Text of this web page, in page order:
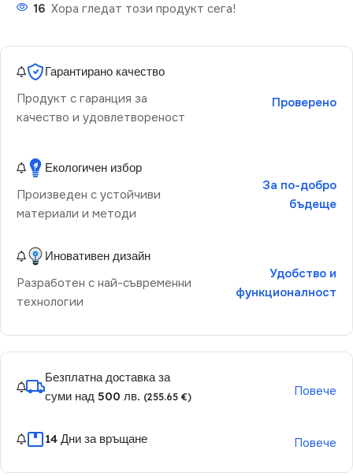
16 Хора гледат този продукт сега!
Гарантирано качество
Продукт с гаранция за
качество и удовлетвореност
Проверено
Екологичен избор
Произведен с устойчиви
материали и методи
За по-добро
бъдеще
Иновативен дизайн
Разработен с най-съвременни
технологии
Удобство и
функционалност
Безплатна доставка за
суми над 500 лв. (255.65 €) Повече
14 Дни за връщане Повече